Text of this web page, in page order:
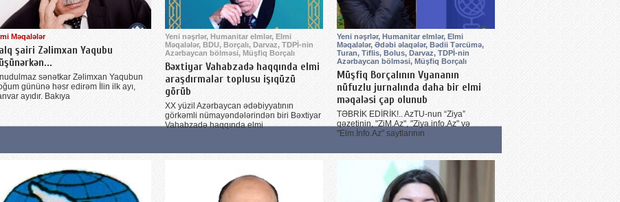
Məqalələr
şairi Zəlimxan Yaqubu
sənətkar Zəlimxan Yaqubun
gününə həsr edirəm İlin ilk ayı,
ayıdır. Bakıya
Yeni nəşrlər, Humanitar elmlər, Elmi
Məqalələr, BDU, Borçalı, Darvaz, TDPİ-nin
Azərbaycan bölməsi, Müşfiq Borçalı
Bəxtiyar Vahabzadə haqqında elmi
araşdırmalar toplusu işıqüzü
görüb
XX yüzil Azərbaycan ədəbiyyatının
görkəmli nümayəndələrindən biri Bəxtiyar
Vahabzadə haqqında elmi
Yeni nəşrlər, Humanitar elmlər, Elmi
Məqalələr, Ədəbi əlaqələr, Bədii Tərcümə,
Turan, Tiflis, Bolus, Darvaz, TDPİ-nin
Azərbaycan bölməsi, Müşfiq Borçalı
Müşfiq Borçalının Vyananın
nüfuzlu jurnalında daha bir elmi
məqaləsi çap olunub
TƏBRİK EDİRİK!.. AzTU-nun “Ziya”
qəzetinin, "ZiM.Az", "Ziya.info.Az" və
"Elm.İnfo.Az" saytlarının